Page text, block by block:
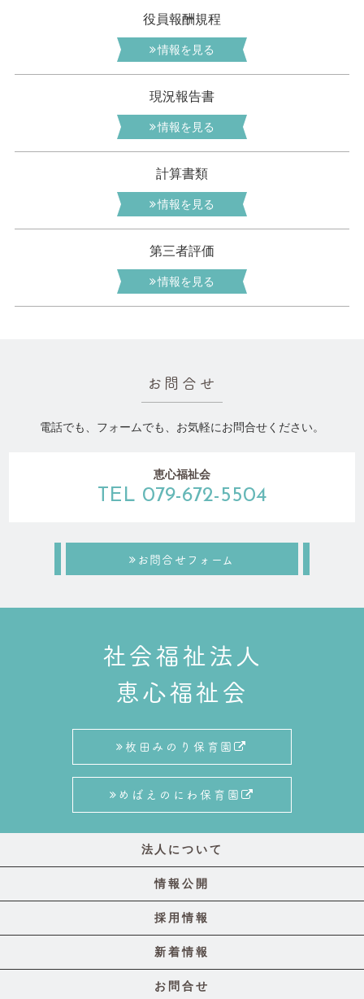
役員報酬規程
情報を見る
現況報告書
情報を見る
計算書類
情報を見る
第三者評価
情報を見る
お問合せ
電話でも、フォームでも、お気軽にお問合せください。
恵心福祉会
TEL 079-672-5504
お問合せフォーム
社会福祉法人
恵心福祉会
枚田みのり保育園
めばえのにわ保育園
法人について
情報公開
採用情報
新着情報
お問合せ